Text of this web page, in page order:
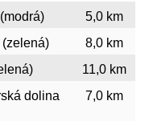
5,0 km
8,0 km
11,0 km
dolina
7,0 km